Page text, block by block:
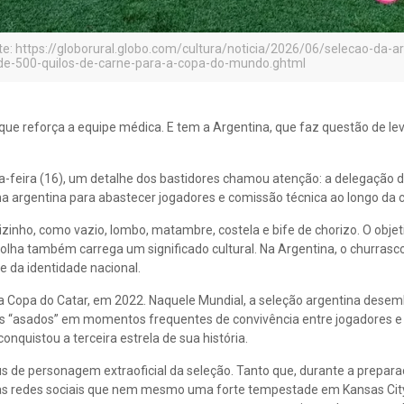
https://globorural.globo.com/cultura/noticia/2026/06/selecao-da-
500-quilos-de-carne-para-a-copa-do-mundo.ghtml
reforça a equipe médica. E tem a Argentina, que faz questão de
feira (16), um detalhe dos bastidores chamou atenção: a delegação
argentina para abastecer jogadores e comissão técnica ao longo da
como vazio, lombo, matambre, costela e bife de chorizo. O
também carrega um significado cultural. Na Argentina, o
da identidade nacional.
do Catar, em 2022. Naquele Mundial, a seleção argentina
em momentos frequentes de convivência entre jogadores
a terceira estrela de sua história.
de personagem extraoficial da seleção. Tanto que, durante a
redes sociais que nem mesmo uma forte tempestade em Kansas